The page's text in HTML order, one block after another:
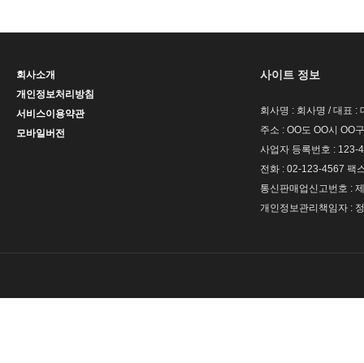
회사소개
개인정보처리방침
서비스이용약관
모바일버전
사이트 정보
회사명 : 회사명 / 대표 :
주소 : OO도 OO시 OO
사업자 등록번호 : 123-
전화 : 02-123-4567 팩
통신판매업신고번호 :
개인정보관리책임자 :